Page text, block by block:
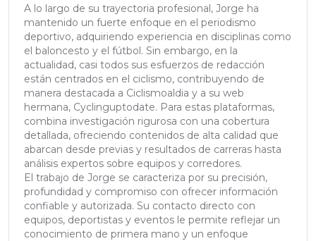
A lo largo de su trayectoria profesional, Jorge ha
mantenido un fuerte enfoque en el periodismo
deportivo, adquiriendo experiencia en disciplinas como
el baloncesto y el fútbol. Sin embargo, en la
actualidad, casi todos sus esfuerzos de redacción
están centrados en el ciclismo, contribuyendo de
manera destacada a Ciclismoaldia y a su web
hermana, Cyclinguptodate. Para estas plataformas,
combina investigación rigurosa con una cobertura
detallada, ofreciendo contenidos de alta calidad que
abarcan desde previas y resultados de carreras hasta
análisis expertos sobre equipos y corredores.
El trabajo de Jorge se caracteriza por su precisión,
profundidad y compromiso con ofrecer información
confiable y autorizada. Su contacto directo con
equipos, deportistas y eventos le permite reflejar un
conocimiento de primera mano y un enfoque